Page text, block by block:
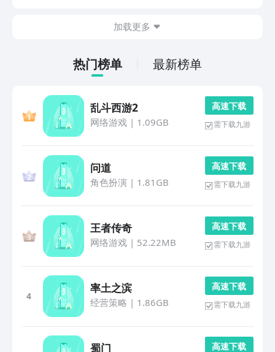
加载更多
热门榜单 最新榜单
乱斗西游2
网络游戏| 1.09GB
高 速 下 载
需下载九游
问道
角色扮演 | 1.81GB
高 速 下 载
需下载九游
王者传奇
网络游戏| 52.22MB
高 速 下 载
需下载九游
4
率土之滨
经营策略 | 1.86GB
高 速 下 载
需下载九游
蜀门 高 速 下 载